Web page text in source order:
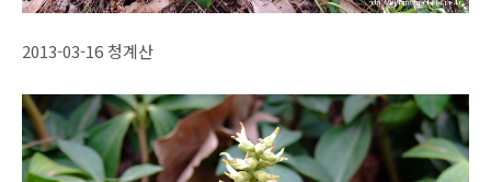
2013-03-16 청계산